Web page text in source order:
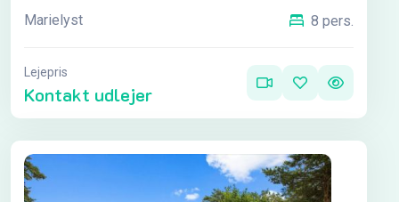
Marielyst 8 pers.
Lejepris
Kontakt udlejer